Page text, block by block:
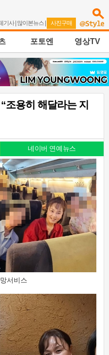
기사| 많이본뉴스 | 사진구매
포토엔 영상TV
조용히 해달라는 지
네이버 연예뉴스
서비스